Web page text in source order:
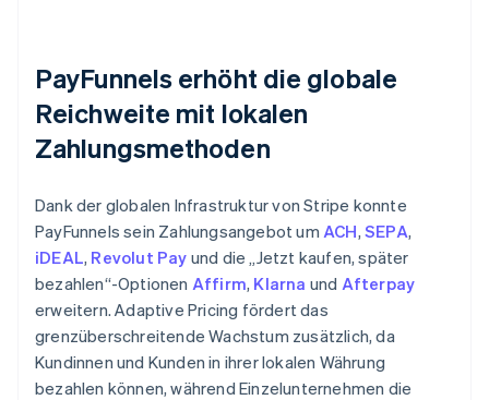
PayFunnels erhöht die globale
Reichweite mit lokalen
Zahlungsmethoden
Dank der globalen Infrastruktur von Stripe konnte
PayFunnels sein Zahlungsangebot um ACH,SEPA,
iDEAL, Revolut Pay und die „Jetzt kaufen, später
bezahlen“-Optionen Affirm, Klarna und Afterpay
erweitern. Adaptive Pricing fördert das
grenzüberschreitende Wachstum zusätzlich, da
Kundinnen und Kunden in ihrer lokalen Währung
bezahlen können, während Einzelunternehmen die